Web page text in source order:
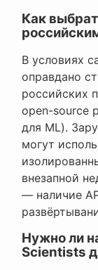
Как
В условиях
оправдано
российских
open-source
для ML).
могут
внезапной
— наличие
Нужно ли
Scientists